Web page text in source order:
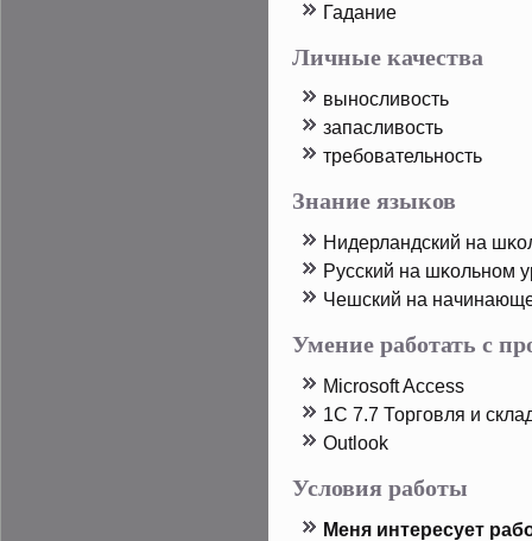
Гадание
Личные качества
выносливость
запасливость
требовательность
Знание языков
Нидерландский на
Русский на шκольном
Чешский на
Умение работать с
Microsoft Access
1C 7.7 Торговля и
Outlook
Условия работы
Меня интересует